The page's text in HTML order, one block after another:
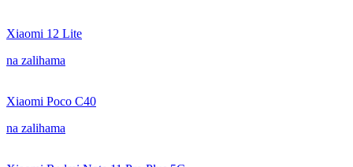
Xiaomi 12 Lite
na zalihama
Xiaomi Poco C40
na zalihama